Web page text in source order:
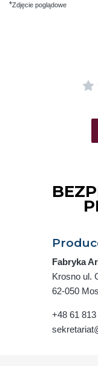
*Zdjęcie poglądowe
Fabryka
Krosno ul.
62-050
+48 61 813